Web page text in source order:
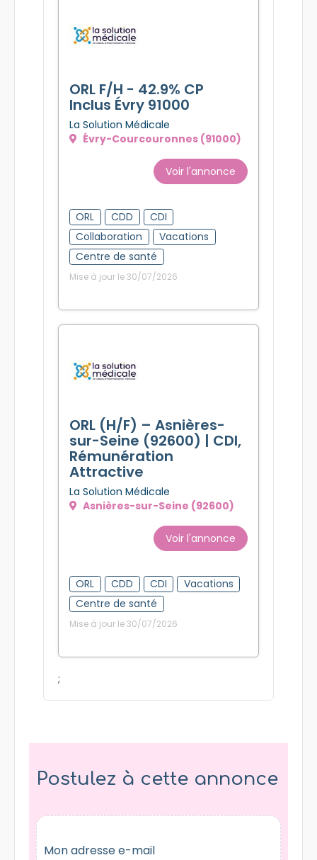
ORL F/H - 42.9% CP
Inclus Évry 91000
La Solution Médicale
Évry-Courcouronnes (91000)
Voir l'annonce
ORL CDD
CDI
Collaboration
Vacations
Centre de santé
Mise à jour le 30/07/2026
ORL (H/F) – Asnières-
sur-Seine (92600) | CDI,
Rémunération
Attractive
La Solution Médicale
Asnières-sur-Seine (92600)
Voir l'annonce
ORL CDD CDI
Vacations
Centre de santé
Mise à jour le 30/07/2026
;
Postulez à cette annonce
Mon adresse e-mail